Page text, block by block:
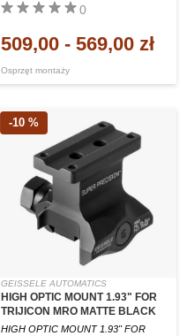
Osprzęt montaży
0
509,00 - 569,00 zł
-10 %
GEISSELE AUTOMATICS
HIGH OPTIC MOUNT 1.93" FOR
TRIJICON MRO MATTE BLACK
HIGH OPTIC MOUNT 1.93" FOR